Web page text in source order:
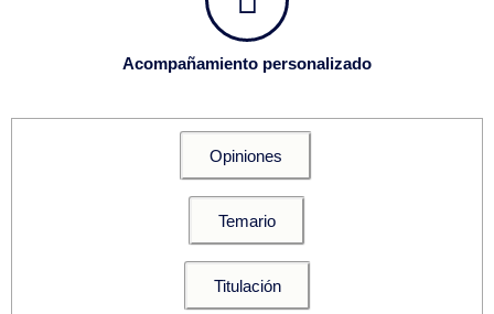
Acompañamiento personalizado
Opiniones
Temario
Titulación